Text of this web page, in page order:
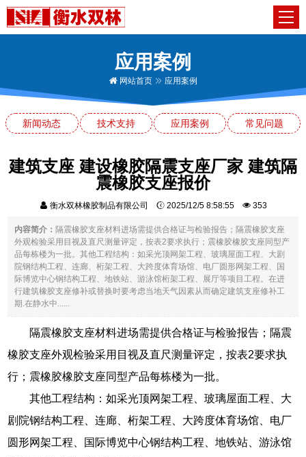
应用案例
网站首页 应用案例
新闻动态 技术支持 应用案例 常见问题
建筑支座 建设橡胶隔震支座厂家 建筑隔
震橡胶支座报价
衡水双林橡胶制品有限公司 2025/12/5 8:58:55 353
内容简介：隔震橡胶支座材料进场需提供合格证与检验报告；隔震橡胶支座
外观检验采用目视及直尺测量评定，按表2要求执行；震橡胶橡胶支座同型产
品每栋楼为一批。其他工程结构：如采光顶网架工程、玻璃屋面工程、大剧
院钢结构工程、连廊、桁架工程、大跨度体育场馆、电厂圆形网架工程、国
际博览中心钢结构工程、地铁站、游泳馆桁架工程、展厅等项目工程。在进
行建筑橡胶支座修补或替换时要考虑当地天气因素从而确定建筑支座修补工
期.在静水中......
隔震橡胶支座材料进场需提供合格证与检验报告；隔震
橡胶支座外观检验采用目视及直尺测量评定，按表2要求执
行；震橡胶橡胶支座同型产品每栋楼为一批。
其他工程结构：如采光顶网架工程、玻璃屋面工程、大
剧院钢结构工程、连廊、桁架工程、大跨度体育场馆、电厂
圆形网架工程、国际博览中心钢结构工程、地铁站、游泳馆